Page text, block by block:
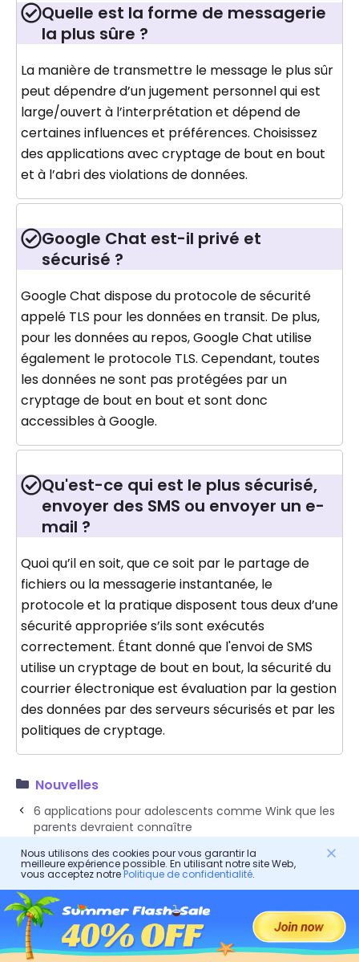
Quelle est la forme de messagerie
la plus sûre ?
La manière de transmettre le message le plus sûr
peut dépendre d’un jugement personnel qui est
large/ouvert à l’interprétation et dépend de
certaines influences et préférences. Choisissez
des applications avec cryptage de bout en bout
et à l’abri des violations de données.
Google Chat est-il privé et
sécurisé ?
Google Chat dispose du protocole de sécurité
appelé TLS pour les données en transit. De plus,
pour les données au repos, Google Chat utilise
également le protocole TLS. Cependant, toutes
les données ne sont pas protégées par un
cryptage de bout en bout et sont donc
accessibles à Google.
Qu'est-ce qui est le plus sécurisé,
envoyer des SMS ou envoyer un e-
mail ?
Quoi qu’il en soit, que ce soit par le partage de
fichiers ou la messagerie instantanée, le
protocole et la pratique disposent tous deux d’une
sécurité appropriée s’ils sont exécutés
correctement. Étant donné que l'envoi de SMS
utilise un cryptage de bout en bout, la sécurité du
courrier électronique est évaluation par la gestion
des données par des serveurs sécurisés et par les
politiques de cryptage.
Nouvelles
6 applications pour adolescents comme Wink que les
parents devraient connaître
Comment fonctionne l'application Bark ?
FlashGet Kids
Téléchargement gratuit. Configuration
Nous utilisons des cookies pour vous garantir la
meilleure expérience possible. En utilisant notre site Web,
vous acceptez notrePolitique de confidentialité.